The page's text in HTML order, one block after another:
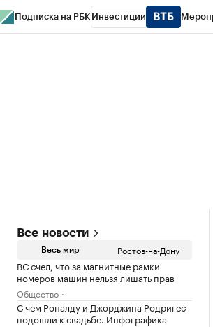
Подписка на РБК Инвестиции
Все новости
Весь мир Ростов-на-Дону
ВС счел, что за магнитные рамки
номеров машин нельзя лишать прав
Общество
С чем Роналду и Джорджина Родригес
подошли к свадьбе. Инфографика